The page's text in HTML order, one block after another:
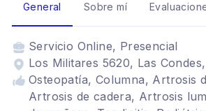
General Sobre mí
Servicio Online, Presencial
Los Militares 5620, Las
Osteopatía, Columna, Artrosis
Artrosis de cadera, Artrosis